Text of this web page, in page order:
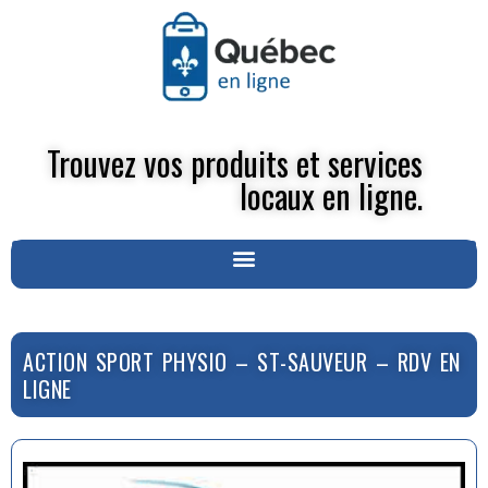
Trouvez vos produits et services
locaux en ligne.
ACTION SPORT PHYSIO – ST-SAUVEUR – RDV EN
LIGNE